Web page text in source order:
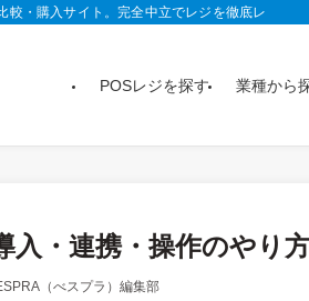
・購入サイト。完全中立でレジを徹底レビュ
POSレジを探す 業種から
入・連携・操作のやり
（べスプラ）編集部